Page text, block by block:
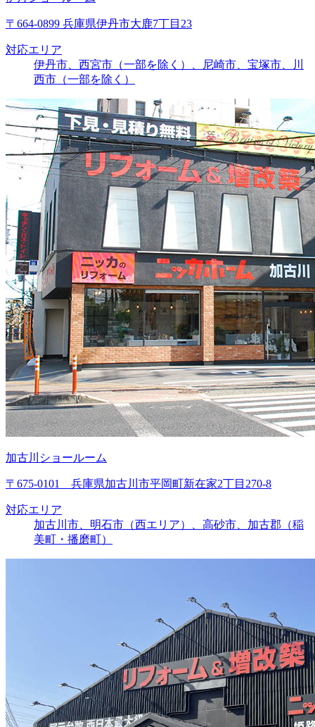
〒664-0899 兵庫県伊丹市大鹿7丁目23
対応エリア
伊丹市、西宮市（一部を除く）、尼崎市、宝塚市、川
西市（一部を除く）
加古川ショールーム
〒675-0101 兵庫県加古川市平岡町新在家2丁目270-8
対応エリア
加古川市、明石市（西エリア）、高砂市、加古郡（稲
美町・播磨町）